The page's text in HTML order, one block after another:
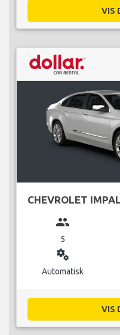
VIS
CHEVROLET
group
5
miscellaneous_services
Automatisk
VIS